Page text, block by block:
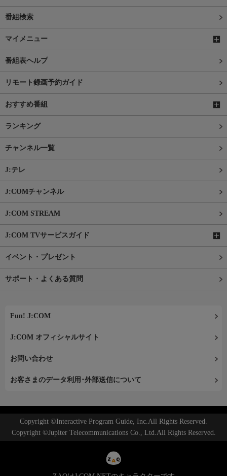
番組検索
マイメニュー
番組表ヘルプ
リモート録画予約ガイド
おすすめ番組
ランキング
チャンネル一覧
J:テレ
J:COMチャンネル
J:COM STREAM
J:COM TVサービスガイド
イベント・プレゼント
サポート・よくある質問
Fun! J:COM
J:COM オフィシャルサイト
お問い合わせ
お客さまのデータ利用･外部送信について
Copyright ©Interactive Program Guide, Inc.All Rights Reserved.
Copyright ©Jupiter Telecommunications Co., Ltd.All Rights Reserved.